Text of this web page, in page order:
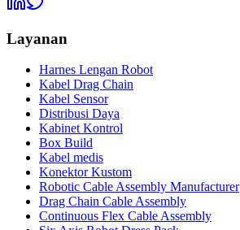
Layanan
Harnes Lengan Robot
Kabel Drag Chain
Kabel Sensor
Distribusi Daya
Kabinet Kontrol
Box Build
Kabel medis
Konektor Kustom
Robotic Cable Assembly Manufacturer
Drag Chain Cable Assembly
Continuous Flex Cable Assembly